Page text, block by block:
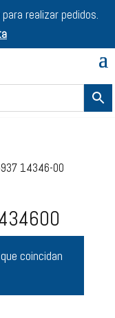
realizar pedidos.
14346-00
coincidan